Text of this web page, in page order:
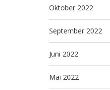
Oktober 2022
September 2022
Juni 2022
Mai 2022